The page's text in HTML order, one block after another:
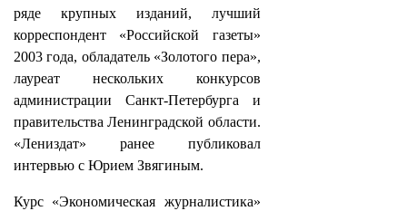
ряде крупных изданий, лучший
корреспондент «Российской газеты»
2003 года, обладатель «Золотого пера»,
лауреат нескольких конкурсов
администрации Санкт-Петербурга и
правительства Ленинградской области.
«Лениздат» ранее публиковал
интервью с Юрием Звягиным.
Курс «Экономическая журналистика»